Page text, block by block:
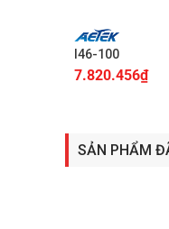
I46-100
7.820.456₫
SẢN PHẨM